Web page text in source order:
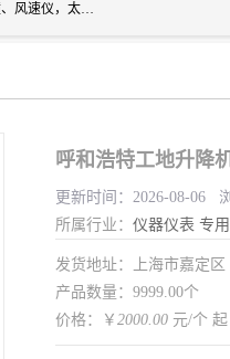
上海宇叶电子科技有限公司是吊钩视频监控、升降机监控、卸料平台监控、塔吊防碰撞、黑匣子防碰撞、风速仪，太阳能障碍灯安全提示灯等一系列升降机的常用配件产品专业研发生产加工的公司，拥有完整、科学的质量管理体系。
呼和浩特工地升降
更新时间：2026-08-06
所属行业： 仪器仪表 专
发货地址：上海市嘉定区
产品数量：9999.00个
价格：￥ 2000.00 元/个 起